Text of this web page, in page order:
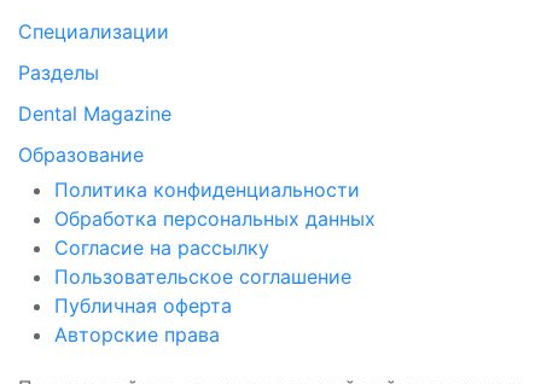
Специализации
Разделы
Dental Magazine
Образование
Политика конфиденциальности
Обработка персональных данных
Согласие на рассылку
Пользовательское соглашение
Публичная оферта
Авторские права